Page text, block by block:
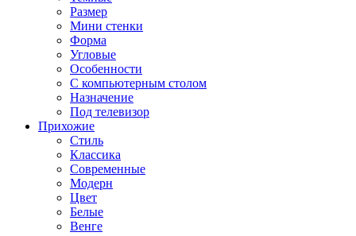
Размер
Мини стенки
Форма
Угловые
Особенности
С компьютерным столом
Назначение
Под телевизор
Прихожие
Стиль
Классика
Современные
Модерн
Цвет
Белые
Венге